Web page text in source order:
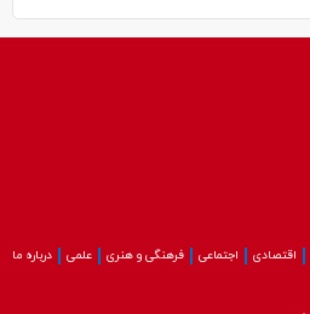
اقتصادی اجتماعی فرهنگی و هنری علمی درباره ما